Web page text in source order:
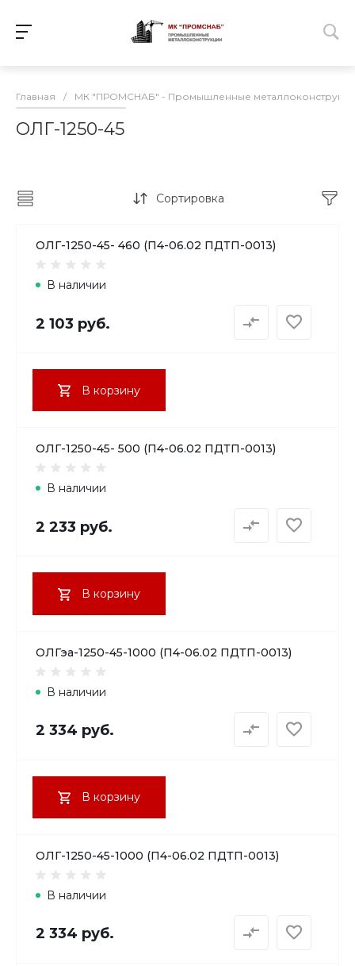
Главная / МК "ПРОМСНАБ" - Промышленные
ОЛГ-1250-45
Сортировка
ОЛГ-1250-45- 460 (П4-06.02 ПДТП-0013)
В наличии
2 103 руб.
В корзину
ОЛГ-1250-45- 500 (П4-06.02 ПДТП-0013)
В наличии
2 233 руб.
В корзину
ОЛГэа-1250-45-1000 (П4-06.02 ПДТП-0013)
В наличии
2 334 руб.
В корзину
ОЛГ-1250-45-1000 (П4-06.02 ПДТП-0013)
В наличии
2 334 руб.